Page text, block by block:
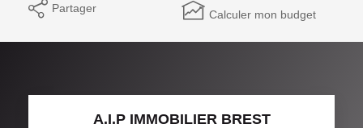
Partager Calculer mon budget
A.I.P IMMOBILIER BREST